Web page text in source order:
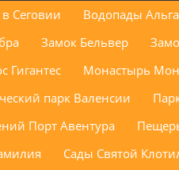
Сеговии Водопады
Замок Бельвер
Гигантес Монастырь
парк Валенсии
Порт Авентура
Сады Святой